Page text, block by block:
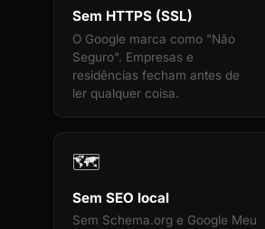
Sem HTTPS (SSL)
O Google marca como "Não
Seguro". Empresas e
residências fecham antes de
ler qualquer coisa.
🗺️
Sem SEO local
Sem Schema.org e Google Meu